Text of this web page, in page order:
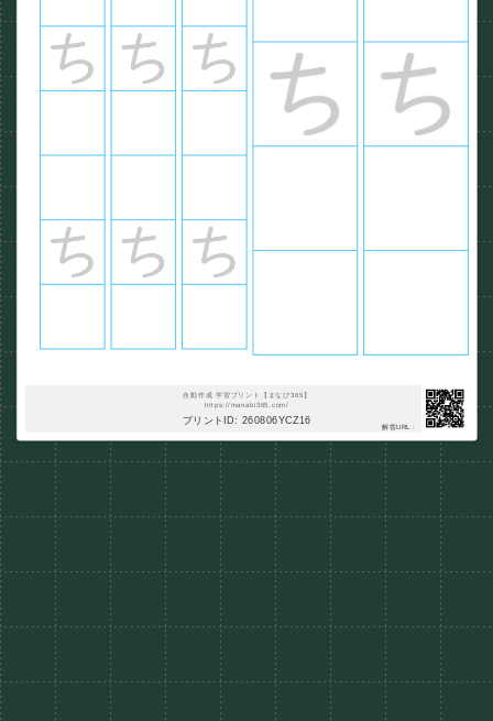
自動作成 学習プリント【まなび365】
https://manabi365.com/
プリントID: 260806YCZ16
解答URL :